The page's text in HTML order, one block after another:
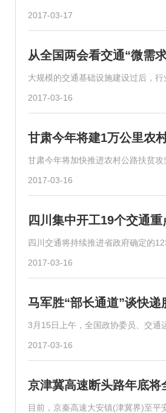
2017-03-17
从全国两会看交通“微需
大规模的交通基础设施建设过后，
2017-03-16
甘肃今年将建1万公里农
甘肃今年将加快推进农村公路扶贫
2017-03-16
四川集中开工19个交通重
四川交通将持续推进省政府确定的
2017-03-16
马军胜“部长通道”谈快递
3月15日上午，全国政协委员、交通
2017-03-16
京津冀高速断头路年底将
目前，京秦高速大安镇(津冀界)至平